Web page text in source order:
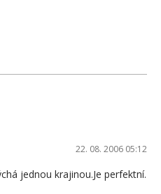
22. 08. 2006 05:12
jednou krajinou.Je perfektní.